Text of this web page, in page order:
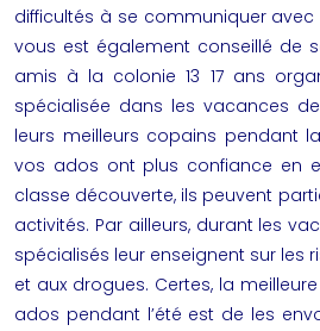
difficultés à se communiquer avec
vous est également conseillé de
amis à la colonie 13 17 ans
spécialisée dans les vacances
leurs meilleurs copains pendant
vos ados ont plus confiance en
classe découverte, ils peuvent
activités. Par ailleurs, durant les
spécialisés leur enseignent sur les
et aux drogues. Certes, la
ados pendant l’été est de les